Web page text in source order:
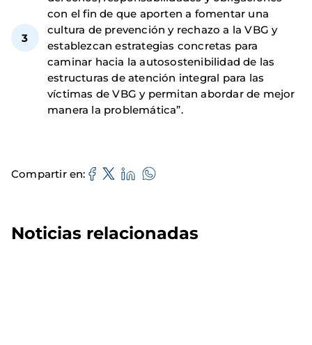
con el fin de que aporten a fomentar una
cultura de prevención y rechazo a la VBG y
establezcan estrategias concretas para
caminar hacia la autosostenibilidad de las
estructuras de atención integral para las
víctimas de VBG y permitan abordar de mejor
manera la problemática”.
Compartir en
Noticias relacionadas